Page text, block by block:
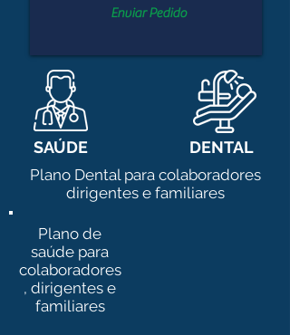
Enviar Pedido
SAÚDE DENTAL
Plano Dental para colaboradores
dirigentes e familiares
Plano de
saúde para
colaboradores
, dirigentes e
familiares